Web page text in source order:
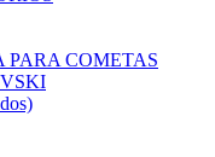
PARA COMETAS